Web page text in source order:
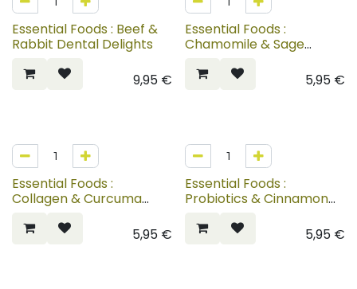
Essential Foods : Beef &
Rabbit Dental Delights
9,95€
Essential Foods :
Chamomile & Sage
5,95€
Essential Foods :
Collagen & Curcuma
5,95€
Essential Foods :
Probiotics & Cinnamon
5,95€